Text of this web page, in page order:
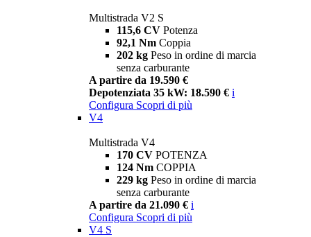
Multistrada V2 S
115,6 CV Potenza
92,1 Nm Coppia
202 kg Peso in ordine di marcia
senza carburante
A partire da 19.590 €
Depotenziata 35 kW: 18.590 € i
Configura Scopri di più
V4
Multistrada V4
170 CV POTENZA
124 Nm COPPIA
229 kg Peso in ordine di marcia
senza carburante
A partire da 21.090 € i
Configura Scopri di più
V4 S